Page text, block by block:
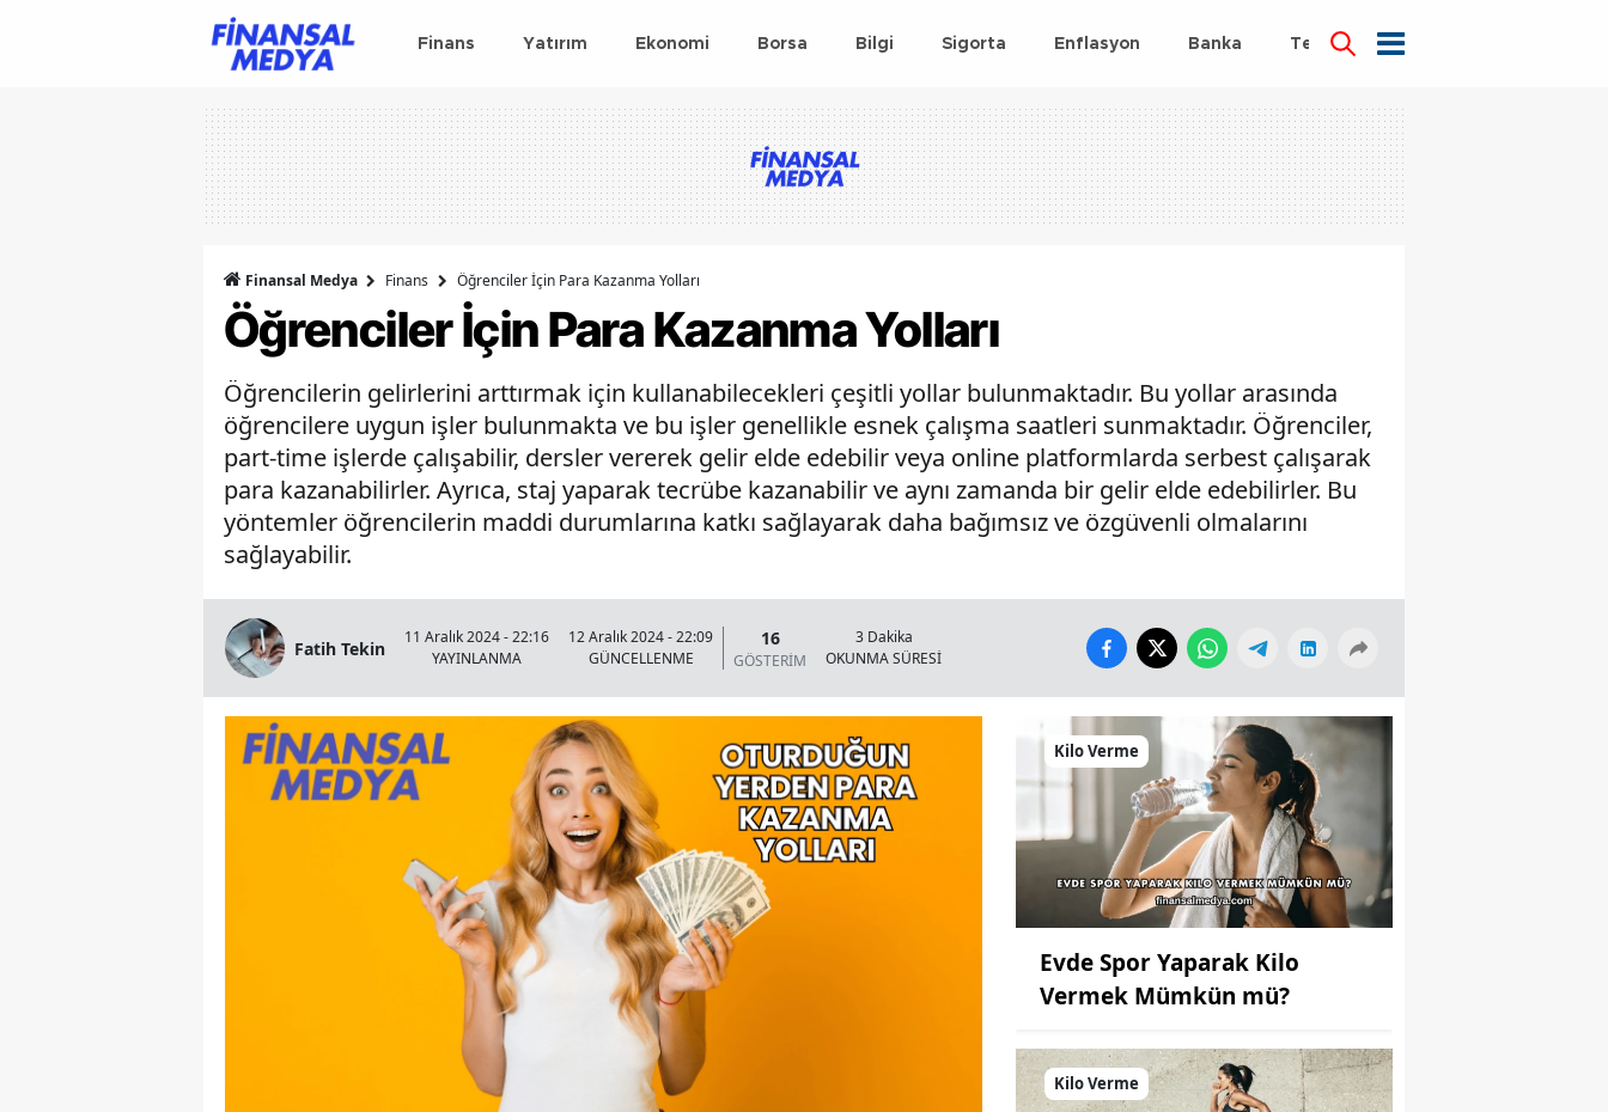
Finans Yatırım Ekonomi Borsa Bilgi Sigorta Enflasyon Banka Teknoloji
Finansal Medya Finans Öğrenciler İçin Para Kazanma Yolları
Öğrenciler İçin Para Kazanma Yolları
Öğrencilerin gelirlerini arttırmak için kullanabilecekleri çeşitli yollar bulunmaktadır. Bu yollar arasında
öğrencilere uygun işler bulunmakta ve bu işler genellikle esnek çalışma saatleri sunmaktadır. Öğrenciler,
part-time işlerde çalışabilir, dersler vererek gelir elde edebilir veya online platformlarda serbest çalışarak
para kazanabilirler. Ayrıca, staj yaparak tecrübe kazanabilir ve aynı zamanda bir gelir elde edebilirler. Bu
yöntemler öğrencilerin maddi durumlarına katkı sağlayarak daha bağımsız ve özgüvenli olmalarını
sağlayabilir.
Fatih Tekin
11 Aralık 2024 - 22:16
YAYINLANMA
12 Aralık 2024 - 22:09
GÜNCELLENME
16
GÖSTERİM
3 Dakika
OKUNMA SÜRESİ
Kilo Verme
Evde Spor Yaparak Kilo
Vermek Mümkün mü?
Kilo Verme